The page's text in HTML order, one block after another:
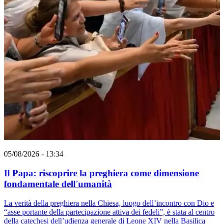
05/08/2026 - 13:34
Il Papa: riscoprire la preghiera come dimensione
fondamentale dell'umanità
La verità della preghiera nella Chiesa, luogo dell’incontro con Dio e
“asse portante della partecipazione attiva dei fedeli”, è stata al centro
della catechesi dell’udienza generale di Leone XIV nella Basilica